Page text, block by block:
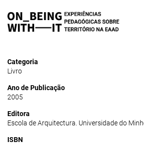
Categoria
Livro
Ano de Publicação
2005
Editora
Escola de Arquitectura. Universidade do
ISBN